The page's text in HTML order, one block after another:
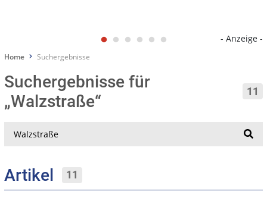
- Anzeige -
Home Suchergebnisse
Suchergebnisse für
„Walzstraße“
11
Artikel 11